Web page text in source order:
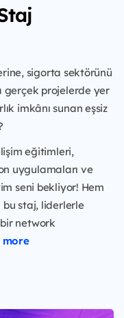
sigorta sektörünü
gerçek projelerde yer
imkânı sunan eşsiz
eğitimleri,
uygulamaları ve
seni bekliyor! Hem
bu staj, liderlerle
network